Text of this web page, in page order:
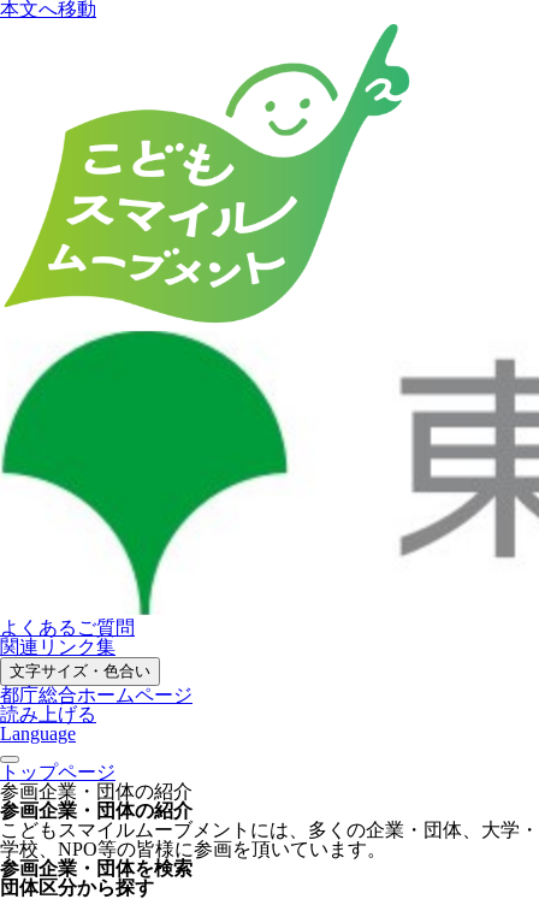
本文へ移動
よくあるご質問
関連リンク集
文字サイズ・色合い
都庁総合ホームページ
読み上げる
Language
トップページ
参画企業・団体の紹介
参画企業・団体の紹介
こどもスマイルムーブメントには、多くの企業・団体、大学・
学校、NPO等の皆様に参画を頂いています。
参画企業・団体を検索
団体区分から探す